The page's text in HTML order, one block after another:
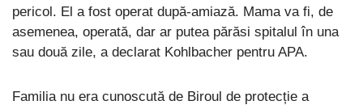
pericol. El a fost operat după-amiază. Mama va fi, de
asemenea, operată, dar ar putea părăsi spitalul în una
sau două zile, a declarat Kohlbacher pentru APA.
Familia nu era cunoscută de Biroul de protecție a